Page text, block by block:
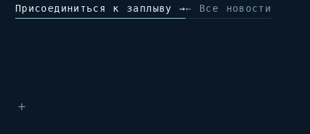
Присоединиться к заплыву →← Все новости
＋